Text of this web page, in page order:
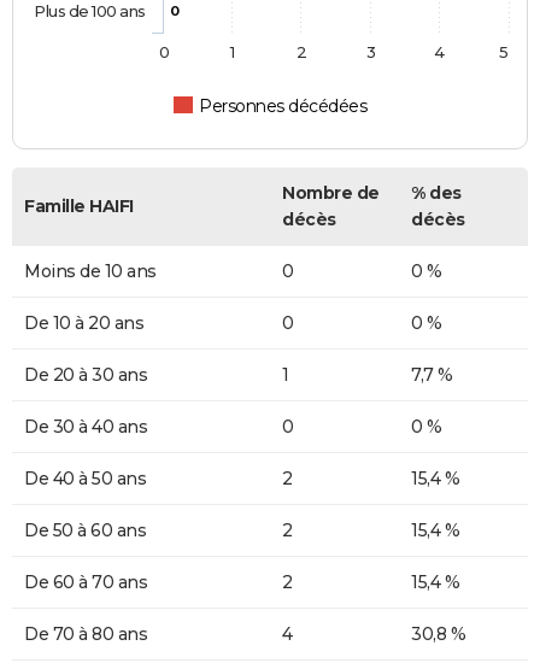
0
Personnes décédées
Plus de 100 ans
0 1 2 3 4 5
Famille HAIFI
Nombre de
décès
% des
décès
Moins de 10 ans 0 0 %
De 10 à 20 ans 0 0 %
De 20 à 30 ans 1 7,7 %
De 30 à 40 ans 0 0 %
De 40 à 50 ans 2 15,4 %
De 50 à 60 ans 2 15,4 %
De 60 à 70 ans 2 15,4 %
De 70 à 80 ans 4 30,8 %